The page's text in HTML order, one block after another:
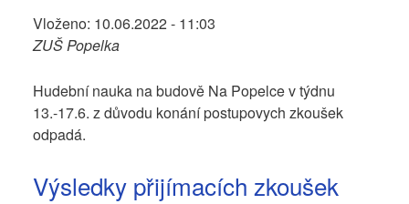
Vloženo: 10.06.2022 - 11:03
ZUŠ Popelka
Hudební nauka na budově Na Popelce v týdnu
13.-17.6. z důvodu konání postupovych zkoušek
odpadá.
Výsledky přijímacích zkoušek